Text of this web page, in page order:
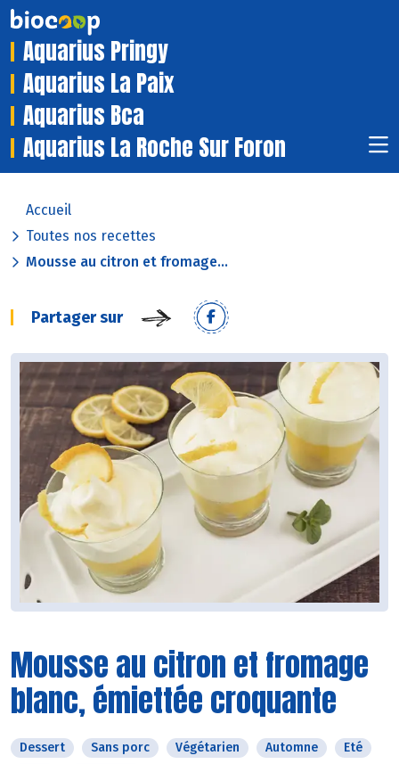
Aquarius Pringy
Aquarius La Paix
Aquarius Bca
Aquarius La Roche Sur Foron
Accueil
Toutes nos recettes
Mousse au citron et fromage...
Partager sur
Mousse au citron et fromage
blanc, émiettée croquante
Dessert Sans porc Végétarien Automne
Eté